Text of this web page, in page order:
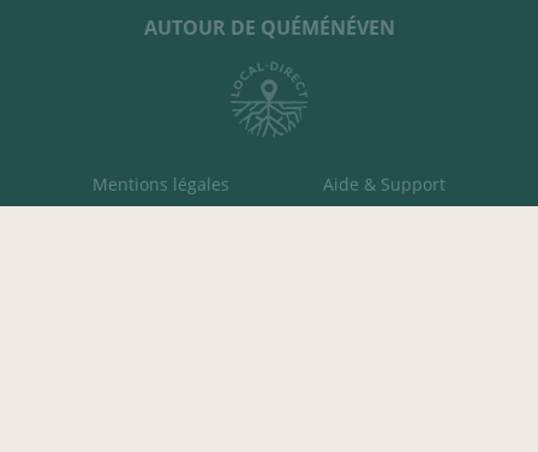
AUTOUR DE QUÉMÉNÉVEN
Mentions légales Aide & Support